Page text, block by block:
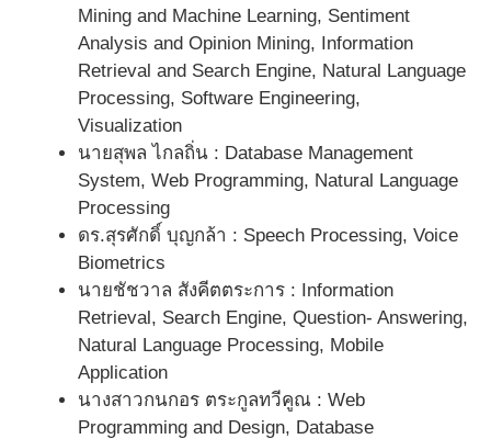
Mining and Machine Learning, Sentiment
Analysis and Opinion Mining, Information
Retrieval and Search Engine, Natural Language
Processing, Software Engineering,
Visualization
นายสุพล ไกลถิ่น : Database Management
System, Web Programming, Natural Language
Processing
ดร.สุรศักดิ์ บุญกล้า : Speech Processing, Voice
Biometrics
นายชัชวาล สังคีตตระการ : Information
Retrieval, Search Engine, Question- Answering,
Natural Language Processing, Mobile
Application
นางสาวกนกอร ตระกูลทวีคูณ : Web
Programming and Design, Database